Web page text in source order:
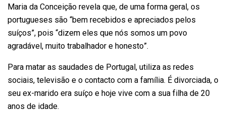
Maria da Conceição revela que, de uma forma geral, os
portugueses são “bem recebidos e apreciados pelos
suíços”, pois “dizem eles que nós somos um povo
agradável, muito trabalhador e honesto”.
Para matar as saudades de Portugal, utiliza as redes
sociais, televisão e o contacto com a família. É divorciada, o
seu ex-marido era suíço e hoje vive com a sua filha de 20
anos de idade.